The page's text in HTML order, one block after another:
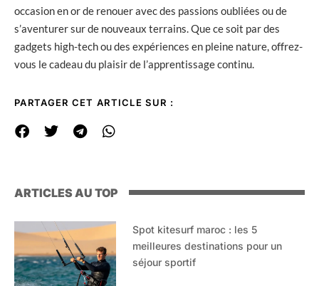
occasion en or de renouer avec des passions oubliées ou de
s’aventurer sur de nouveaux terrains. Que ce soit par des
gadgets high-tech ou des expériences en pleine nature, offrez-
vous le cadeau du plaisir de l’apprentissage continu.
PARTAGER CET ARTICLE SUR :
ARTICLES AU TOP
Spot kitesurf maroc : les 5
meilleures destinations pour un
séjour sportif